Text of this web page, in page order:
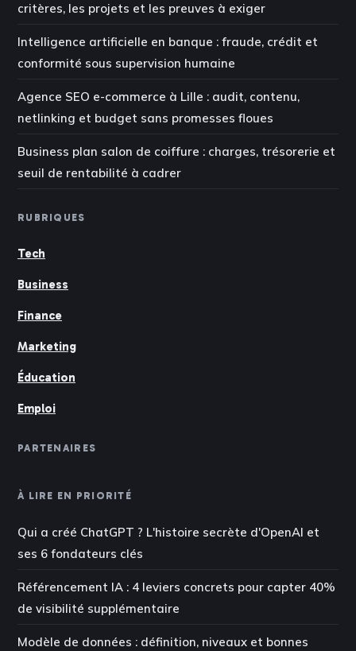
critères, les projets et les preuves à exiger
Intelligence artificielle en banque : fraude, crédit et
conformité sous supervision humaine
Agence SEO e-commerce à Lille : audit, contenu,
netlinking et budget sans promesses floues
Business plan salon de coiffure : charges, trésorerie et
seuil de rentabilité à cadrer
RUBRIQUES
Tech
Business
Finance
Marketing
Éducation
Emploi
PARTENAIRES
À LIRE EN PRIORITÉ
Qui a créé ChatGPT ? L'histoire secrète d'OpenAI et
ses 6 fondateurs clés
Référencement IA : 4 leviers concrets pour capter 40%
de visibilité supplémentaire
Modèle de données : définition, niveaux et bonnes